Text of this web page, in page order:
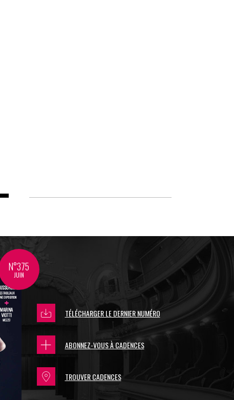
N°375
JUIN
TÉLÉCHARGER LE DERNIER NUMÉRO
ABONNEZ-VOUS À CADENCES
TROUVER CADENCES